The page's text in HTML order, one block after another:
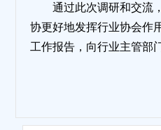
通过此次调研和交流
协更好地发挥行业协会作
工作报告，向行业主管部